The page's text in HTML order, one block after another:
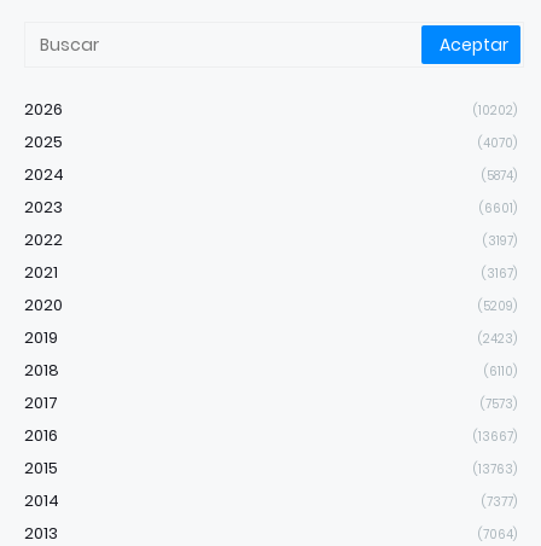
2026 (10202)
2025 (4070)
2024 (5874)
2023 (6601)
2022 (3197)
2021 (3167)
2020 (5209)
2019 (2423)
2018 (6110)
2017 (7573)
2016 (13667)
2015 (13763)
2014 (7377)
2013 (7064)